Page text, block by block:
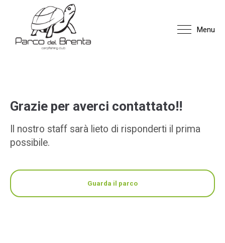
Menu
Grazie per averci contattato!!
Il nostro staff sarà lieto di risponderti il prima
possibile.
Guarda il parco